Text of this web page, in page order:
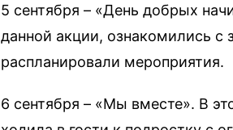
5 сентября – «День добрых
данной акции, ознакомились с
распланировали мероприятия.
6 сентября – «Мы вместе». В